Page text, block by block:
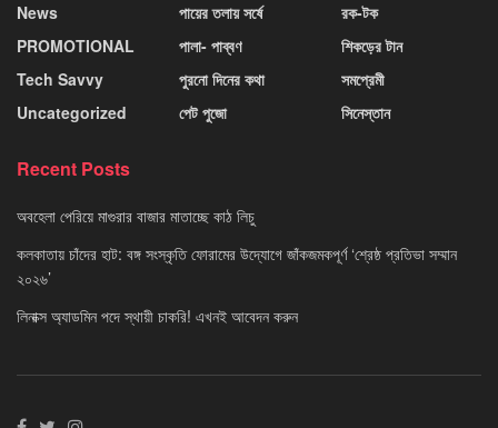
News
PROMOTIONAL
Tech Savvy
Uncategorized
পায়ের তলায় সর্ষে
পালা- পাব্বণ
পুরনো দিনের কথা
পেট পুজো
রক-টক
শিকড়ের টান
সমপ্রেমী
সিনেস্তান
Recent Posts
অবহেলা পেরিয়ে মাগুরার বাজার মাতাচ্ছে কাঠ লিচু
কলকাতায় চাঁদের হাট: বঙ্গ সংস্কৃতি ফোরামের উদ্যোগে জাঁকজমকপূর্ণ ‘শ্রেষ্ঠ প্রতিভা সম্মান
২০২৬’
লিনাক্স অ্যাডমিন পদে স্থায়ী চাকরি! এখনই আবেদন করুন